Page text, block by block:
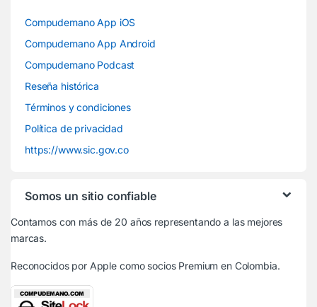
Compudemano App iOS
Compudemano App Android
Compudemano Podcast
Reseña histórica
Términos y condiciones
Política de privacidad
https://www.sic.gov.co
Somos un sitio confiable
Contamos con más de 20 años representando a las mejores
marcas.
Reconocidos por Apple como socios Premium en Colombia.